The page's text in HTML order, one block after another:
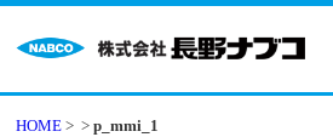
HOME > >p_mmi_1